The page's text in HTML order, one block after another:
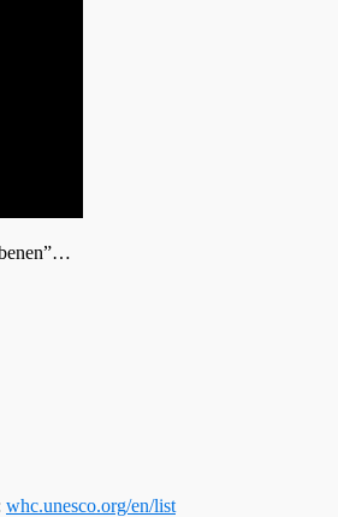
whc.unesco.org/en/list